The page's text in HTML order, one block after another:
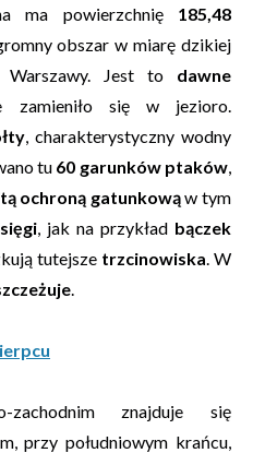
ma powierzchnię 185,48
obszar w miarę dzikiej
Jest to dawne
zamieniło się w jezioro.
, charakterystyczny wodny
tu 60 garunków ptaków
ochroną gatunkowąw tym
, jak na przykład bączek
tutejsze trzcinowiska . W
zachodnim znajduje się
przy południowym krańcu,